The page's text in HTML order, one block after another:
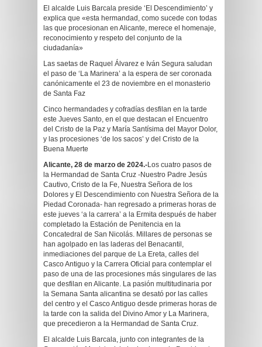
El alcalde Luis Barcala preside ‘El Descendimiento’ y
explica que «esta hermandad, como sucede con todas
las que procesionan en Alicante, merece el homenaje,
reconocimiento y respeto del conjunto de la
ciudadanía»
Las saetas de Raquel Álvarez e Iván Segura saludan
el paso de ‘La Marinera’ a la espera de ser coronada
canónicamente el 23 de noviembre en el monasterio
de Santa Faz
Cinco hermandades y cofradías desfilan en la tarde
este Jueves Santo, en el que destacan el Encuentro
del Cristo de la Paz y María Santísima del Mayor Dolor,
y las procesiones ‘de los sacos’ y del Cristo de la
Buena Muerte
Alicante, 28 de marzo de 2024.-Los cuatro pasos de
la Hermandad de Santa Cruz -Nuestro Padre Jesús
Cautivo, Cristo de la Fe, Nuestra Señora de los
Dolores y El Descendimiento con Nuestra Señora de la
Piedad Coronada- han regresado a primeras horas de
este jueves ‘a la carrera’ a la Ermita después de haber
completado la Estación de Penitencia en la
Concatedral de San Nicolás. Millares de personas se
han agolpado en las laderas del Benacantil,
inmediaciones del parque de La Ereta, calles del
Casco Antiguo y la Carrera Oficial para contemplar el
paso de una de las procesiones más singulares de las
que desfilan en Alicante. La pasión multitudinaria por
la Semana Santa alicantina se desató por las calles
del centro y el Casco Antiguo desde primeras horas de
la tarde con la salida del Divino Amor y La Marinera,
que precedieron a la Hermandad de Santa Cruz.
El alcalde Luis Barcala, junto con integrantes de la